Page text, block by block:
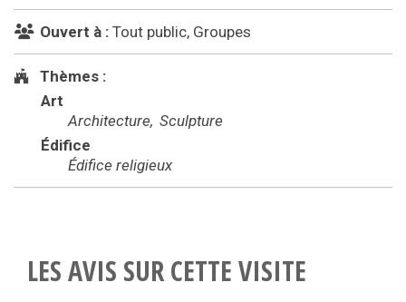
Ouvert à : Tout public, Groupes
Thèmes :
Art
Architecture Sculpture
Édifice
Édifice religieux
LES AVIS SUR CETTE VISITE